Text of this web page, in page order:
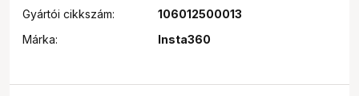
Gyártói cikkszám:
106012500013
Márka:
Insta360